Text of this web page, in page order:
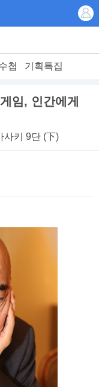
첩 기획특집
임, 인간에게
사키 9단 (下)